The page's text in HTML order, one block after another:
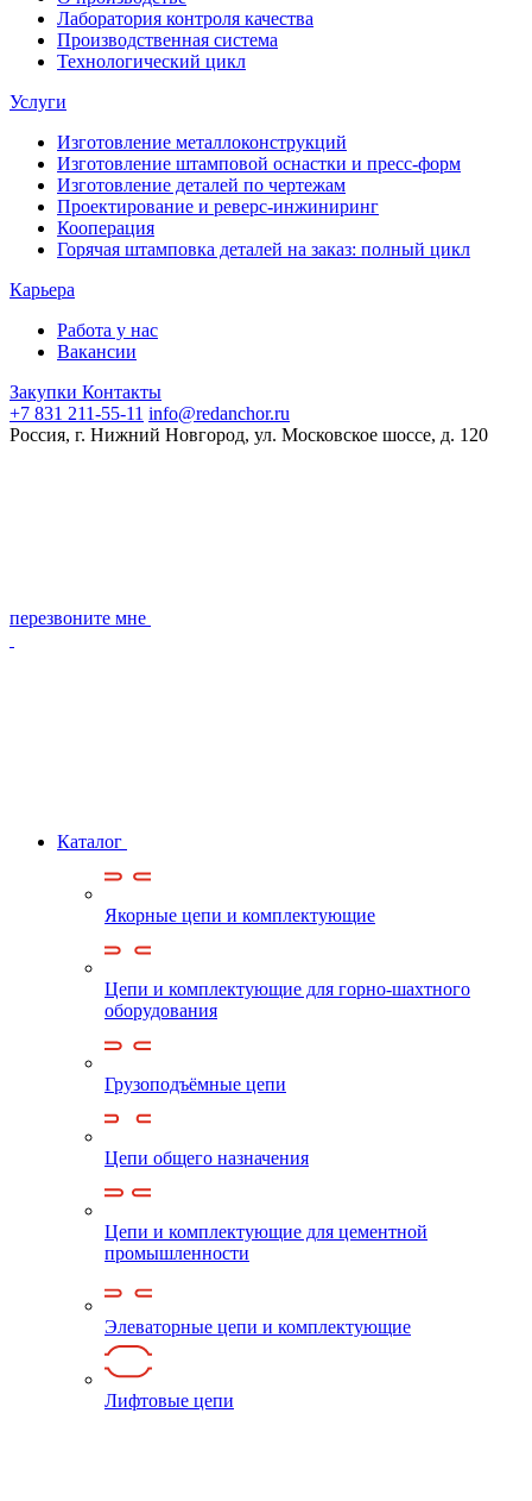
Лаборатория контроля качества
Производственная система
Технологический цикл
Услуги
Изготовление металлоконструкций
Изготовление штамповой оснастки и пресс-форм
Изготовление деталей по чертежам
Проектирование и реверс-инжиниринг
Кооперация
Горячая штамповка деталей на заказ: полный цикл
Карьера
Работа у нас
Вакансии
Закупки Контакты
+7 831 211-55-11 info@redanchor.ru
Россия, г. Нижний Новгород, ул. Московское шоссе, д. 120
перезвоните мне
Каталог
Якорные цепи и комплектующие
Цепи и комплектующие для горно-шахтного
оборудования
Грузоподъёмные цепи
Цепи общего назначения
Цепи и комплектующие для цементной
промышленности
Элеваторные цепи и комплектующие
Лифтовые цепи